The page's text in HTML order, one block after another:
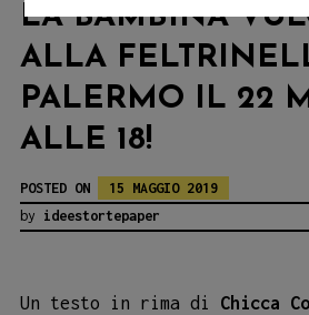
LA BAMBINA
ALLA
PALERMO IL 22
ALLE 18!
POSTED ON
15 MAGGIO 2019
by ideestortepaper
Un testo in rima di Chicca